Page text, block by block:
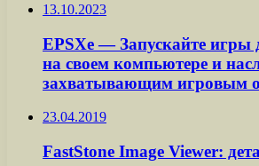
13.10.2023
EPSXe — Запускайте игры
на своем компьютере и
захватывающим игровым
23.04.2019
FastStone Image Viewer: